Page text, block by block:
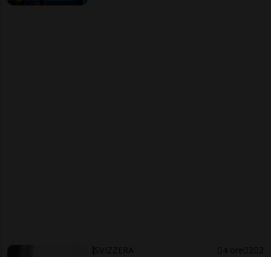
SVIZZERA 4 ore 2 2